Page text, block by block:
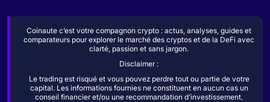
Coinaute c’est votre compagnon crypto : actus, analyses, guides et
comparateurs pour explorer le marché des cryptos et de la DeFi avec
clarté, passion et sans jargon.
Disclaimer :
Le trading est risqué et vous pouvez perdre tout ou partie de votre
capital. Les informations fournies ne constituent en aucun cas un
conseil financier et/ou une recommandation d’investissement.